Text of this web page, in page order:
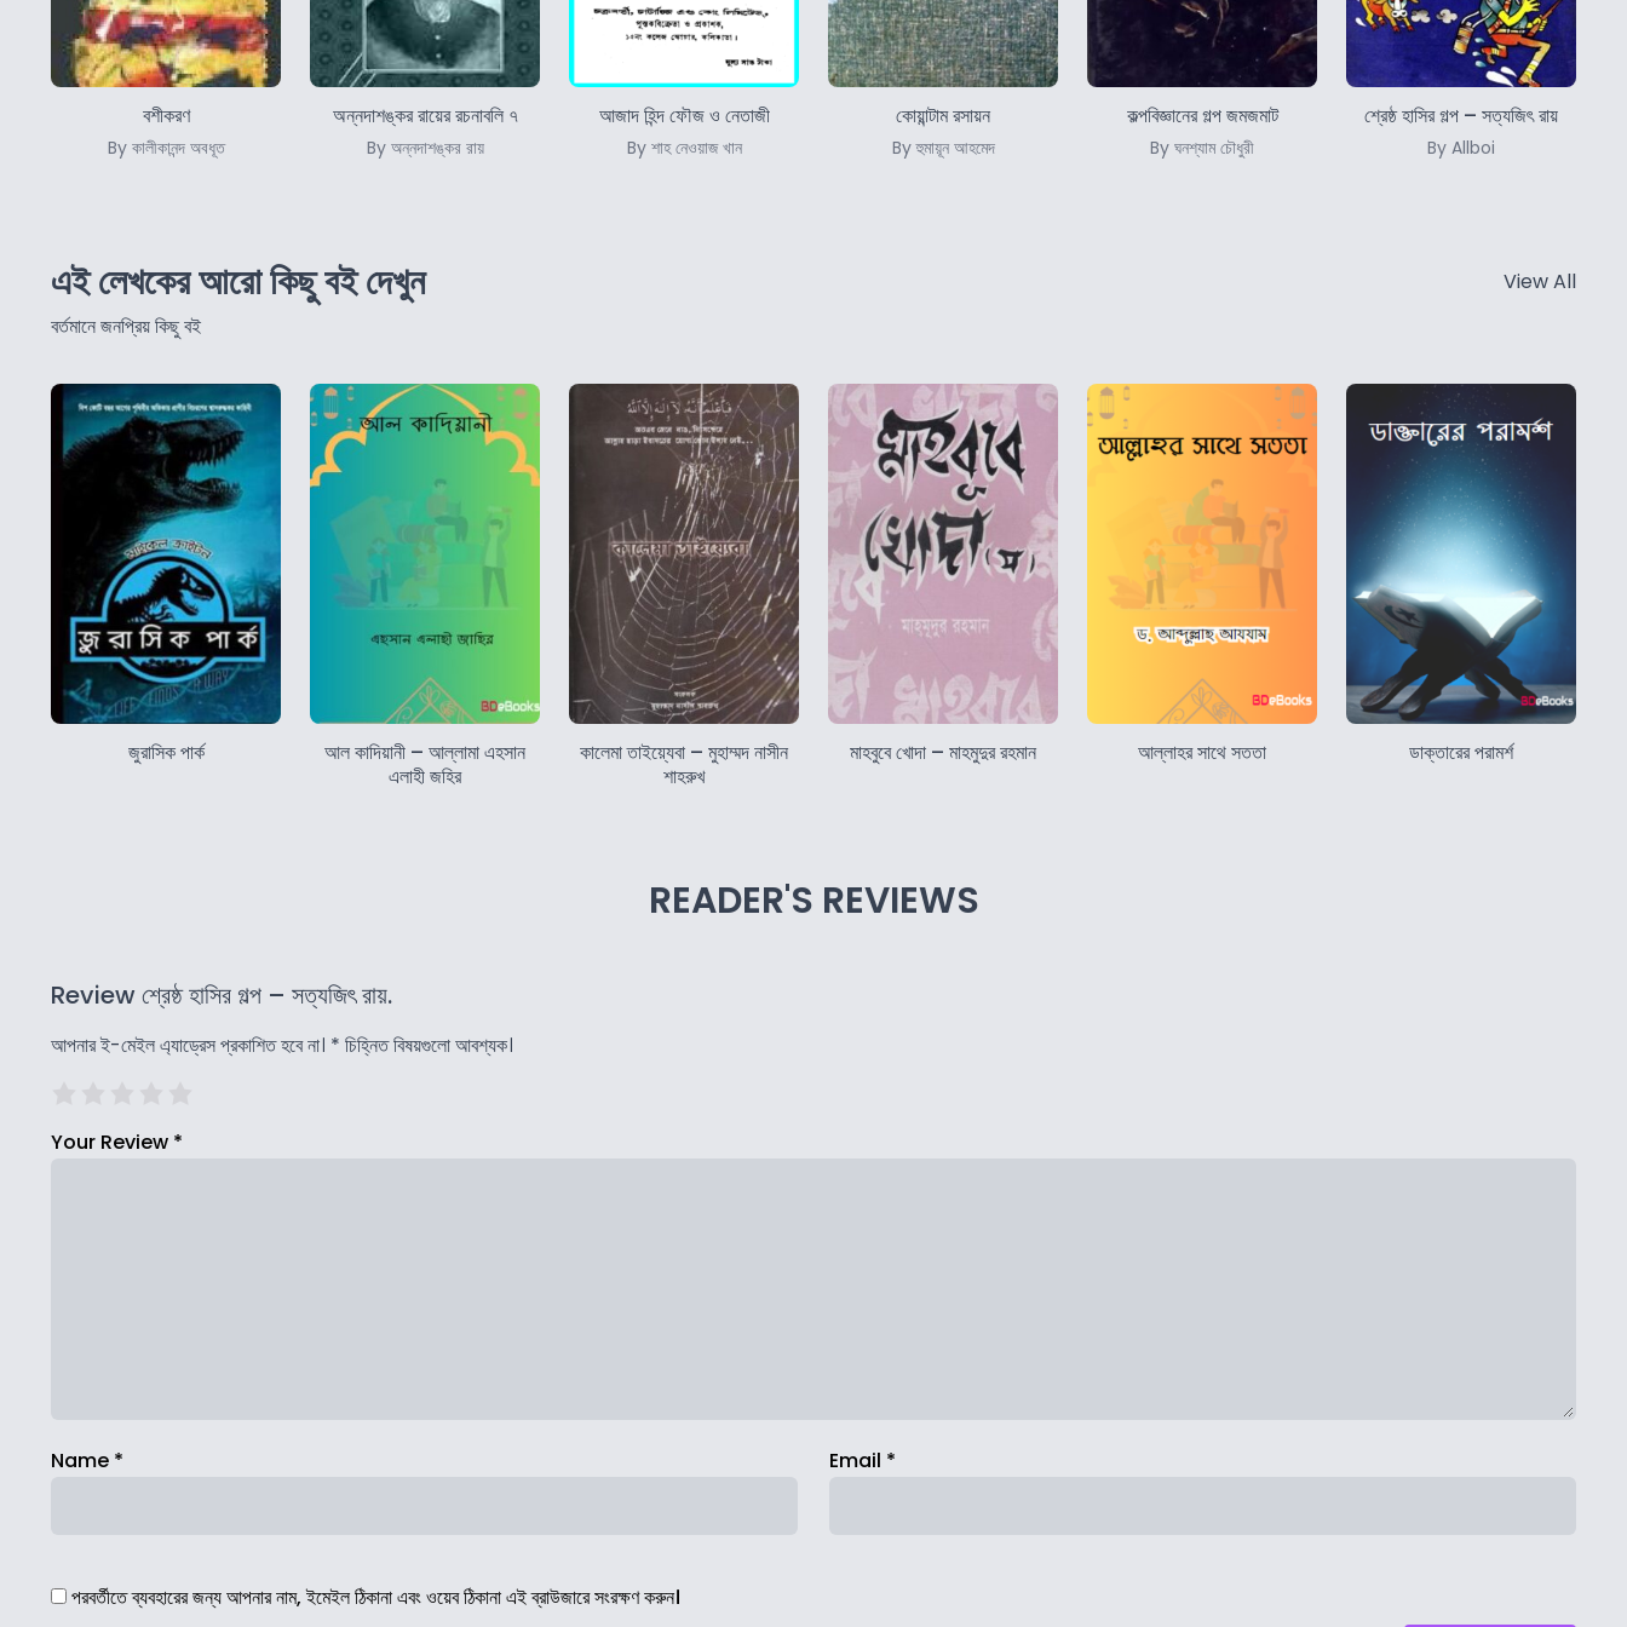
বশীকরণ
By কালীকানন্দ অবধূত
অন্নদাশঙ্কর রায়ের রচনাবলি ৭
By অন্নদাশঙ্কর রায়
আজাদ হিন্দ ফৌজ ও নেতাজী
By শাহ নেওয়াজ খান
কোয়ান্টাম রসায়ন
By হুমায়ূন আহমেদ
কল্পবিজ্ঞানের গল্প জমজমাট
By ঘনশ্যাম চৌধুরী
শ্রেষ্ঠ হাসির গল্প – সত্যজিৎ রায়
By Allboi
এই লেখকের আরো কিছু বই দেখুন
বর্তমানে জনপ্রিয় কিছু বই
View All
জুরাসিক পার্ক
আল কাদিয়ানী – আল্লামা এহসান
এলাহী জহির
কালেমা তাইয়্যেবা – মুহাম্মদ নাসীন
শাহরুখ
মাহবুবে খোদা – মাহমুদুর রহমান আল্লাহর সাথে সততা ডাক্তারের পরামর্শ
READER'S REVIEWS
Review শ্রেষ্ঠ হাসির গল্প – সত্যজিৎ রায়.
আপনার ই-মেইল এ্যাড্রেস প্রকাশিত হবে না। * চিহ্নিত বিষয়গুলো আবশ্যক।
Your Review *
Name * Email *
পরবর্তীতে ব্যবহারের জন্য আপনার নাম, ইমেইল ঠিকানা এবং ওয়েব ঠিকানা এই ব্রাউজারে সংরক্ষণ করুন।